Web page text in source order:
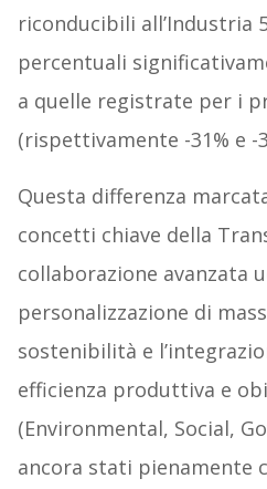
riconducibili all’Industria
percentuali
a quelle registrate per i
(rispettivamente -31% e -
Questa differenza
concetti chiave della
collaborazione avanzata
personalizzazione di
sostenibilità e
efficienza produttiva e
(Environmental, Social,
ancora stati pienamente